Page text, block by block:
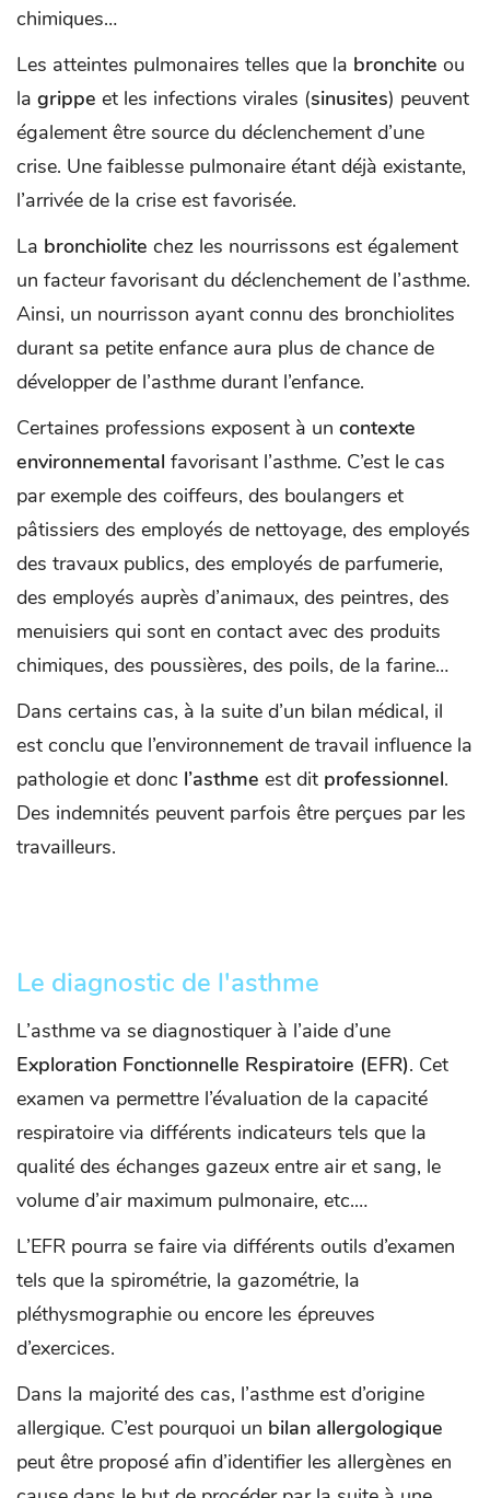
chimiques…
Les atteintes pulmonaires telles que la bronchite ou
la grippe et les infections virales (sinusites) peuvent
également être source du déclenchement d’une
crise. Une faiblesse pulmonaire étant déjà existante,
l’arrivée de la crise est favorisée.
La bronchiolite chez les nourrissons est également
un facteur favorisant du déclenchement de l’asthme.
Ainsi, un nourrisson ayant connu des bronchiolites
durant sa petite enfance aura plus de chance de
développer de l’asthme durant l’enfance.
Certaines professions exposent à un contexte
environnemental favorisant l’asthme. C’est le cas
par exemple des coiffeurs, des boulangers et
pâtissiers des employés de nettoyage, des employés
des travaux publics, des employés de parfumerie,
des employés auprès d’animaux, des peintres, des
menuisiers qui sont en contact avec des produits
chimiques, des poussières, des poils, de la farine…
Dans certains cas, à la suite d’un bilan médical, il
est conclu que l’environnement de travail influence la
pathologie et donc l’asthme est dit professionnel.
Des indemnités peuvent parfois être perçues par les
travailleurs.
Le diagnostic de l'asthme
L’asthme va se diagnostiquer à l’aide d’une
Exploration Fonctionnelle Respiratoire (EFR). Cet
examen va permettre l’évaluation de la capacité
respiratoire via différents indicateurs tels que la
qualité des échanges gazeux entre air et sang, le
volume d’air maximum pulmonaire, etc.…
L’EFR pourra se faire via différents outils d’examen
tels que la spirométrie, la gazométrie, la
pléthysmographie ou encore les épreuves
d’exercices.
Dans la majorité des cas, l’asthme est d’origine
allergique. C’est pourquoi un bilan allergologique
peut être proposé afin d’identifier les allergènes en